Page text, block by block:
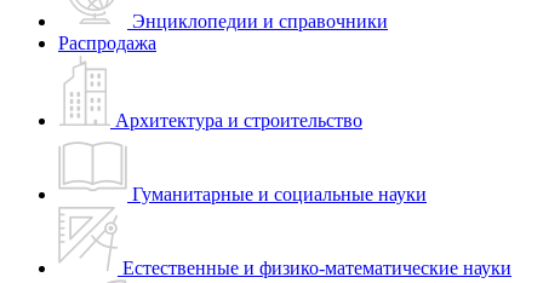
Энциклопедии и справочники
Распродажа
Архитектура и строительство
Гуманитарные и социальные науки
Естественные и физико-математические науки